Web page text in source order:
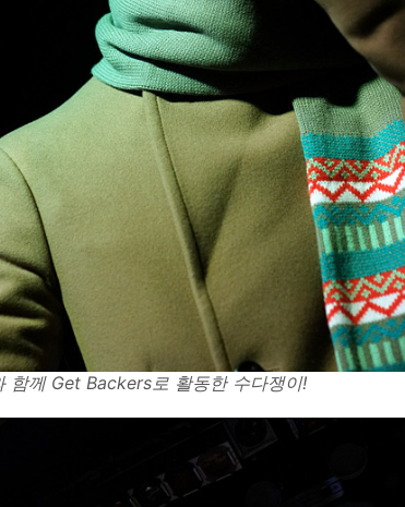
함께 Get Backers로 활동한 수다쟁이!